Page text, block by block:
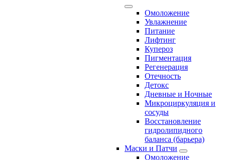
Омоложение
Увлажнение
Питание
Лифтинг
Купероз
Пигментация
Регенерация
Отечность
Детокс
Дневные и Ночные
Микроциркуляция и
сосуды
Восстановление
гидролипидного
баланса (барьера)
Маски и Патчи
Омоложение